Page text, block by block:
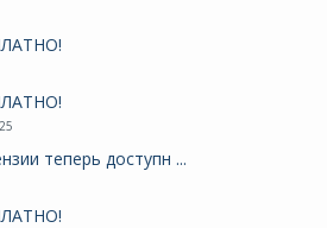
теперь доступн ...